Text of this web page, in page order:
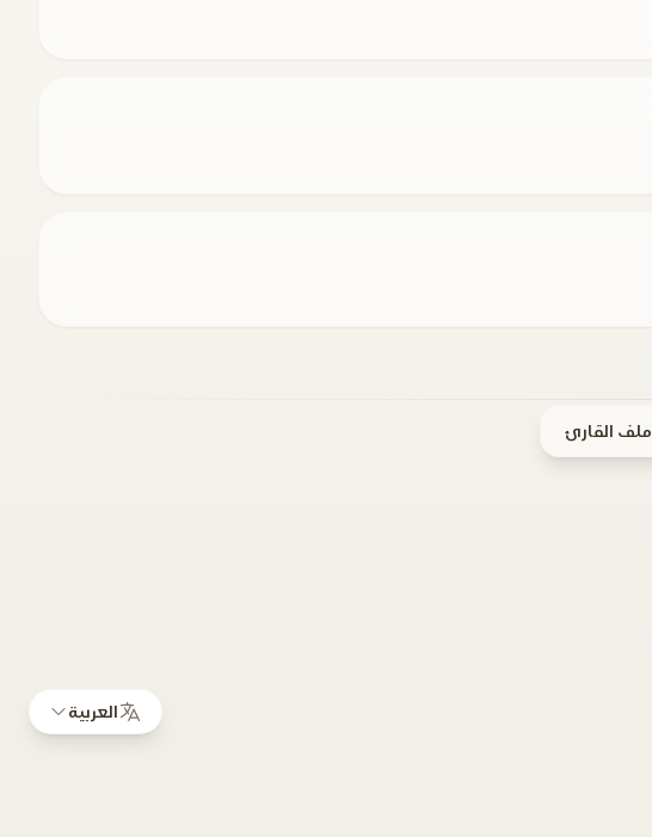
ملف القارئ
العربية